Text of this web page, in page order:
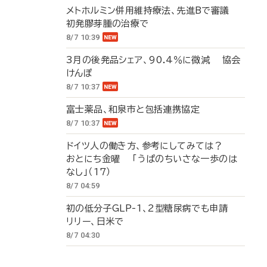
メトホルミン併用維持療法、先進Bで審議
初発膠芽腫の治療で
8/7 10:39
3月の後発品シェア、90.4％に微減 協会
けんぽ
8/7 10:37
富士薬品、和泉市と包括連携協定
8/7 10:37
ドイツ人の働き方、参考にしてみては？
おとにち金曜 「うぱのちいさな一歩のは
なし」（17）
8/7 04:59
初の低分子GLP-1、2型糖尿病でも申請
リリー、日米で
8/7 04:30